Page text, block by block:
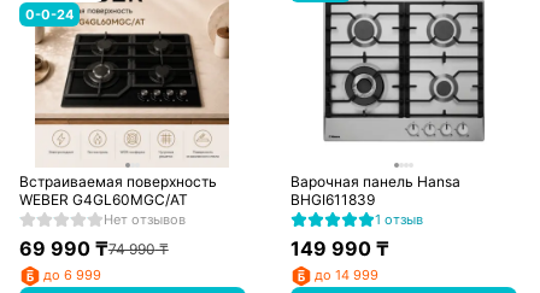
0-0-24
Встраиваемая поверхность
WEBER G4GL60MGC/AT
Нет отзывов
69 990₸74 990₸
до 6 999
Варочная панель Hansa
BHGI611839
1 отзыв
149 990 ₸
до 14 999